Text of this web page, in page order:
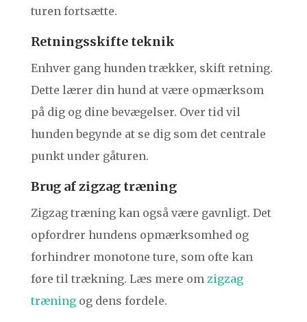
turen fortsætte.
Retningsskifte teknik
Enhver gang hunden trækker, skift retning.
Dette lærer din hund at være opmærksom
på dig og dine bevægelser. Over tid vil
hunden begynde at se dig som det centrale
punkt under gåturen.
Brug af zigzag træning
Zigzag træning kan også være gavnligt. Det
opfordrer hundens opmærksomhed og
forhindrer monotone ture, som ofte kan
føre til trækning. Læs mere om zigzag
træningog dens fordele.